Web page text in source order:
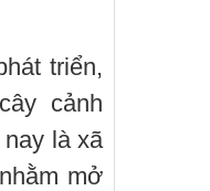
triển,
cảnh
là xã
mở